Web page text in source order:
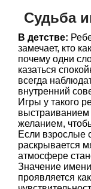
Судьба
В детстве:
замечает, кто
почему одни
казаться
всегда
внутренний
Игры у такого
выстраиванием
желанием,
Если взрослые
раскрывается
атмосфере
Значение
проявляется